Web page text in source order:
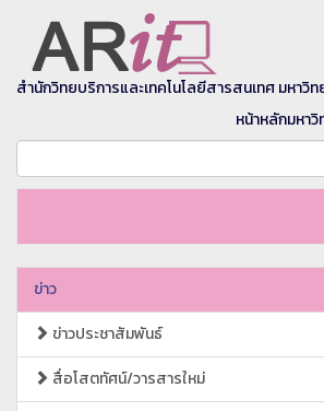
สำนักวิทยบริการและเทคโนโลยีสารสนเทศ มหา
หน้าหลักมหา
ข่าว
ข่าวประชาสัมพันธ์
สื่อโสตทัศน์/วารสารใหม่